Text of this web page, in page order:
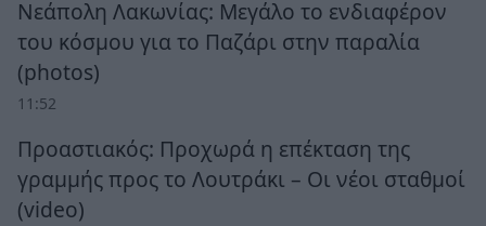
Νεάπολη Λακωνίας: Μεγάλο το ενδιαφέρον
του κόσμου για το Παζάρι στην παραλία
(photos)
11:52
Προαστιακός: Προχωρά η επέκταση της
γραμμής προς το Λουτράκι – Οι νέοι σταθμοί
(video)